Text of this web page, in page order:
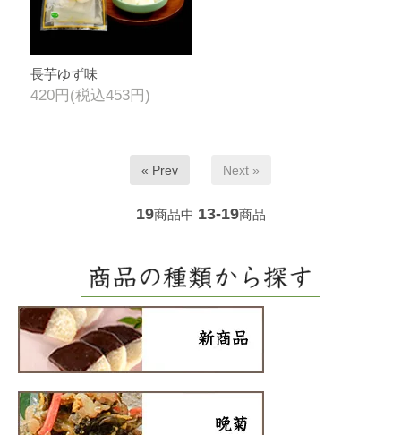
長芋ゆず味
420円(税込453円)
« Prev Next »
19商品中 13-19商品